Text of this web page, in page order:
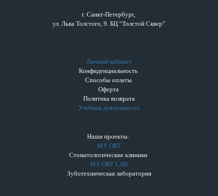
г. Санкт-Петербург,
ул. Льва Толстого, 9. БЦ “Толстой Сквер”
Личный кабинет
Конфиденциальность
Способы оплаты
Оферта
Политика возврата
Учебная деятельность
Наши проекты:
MY ORT
Стоматологические клиники
MY ORT LAB
Зуботехническая лаборатория